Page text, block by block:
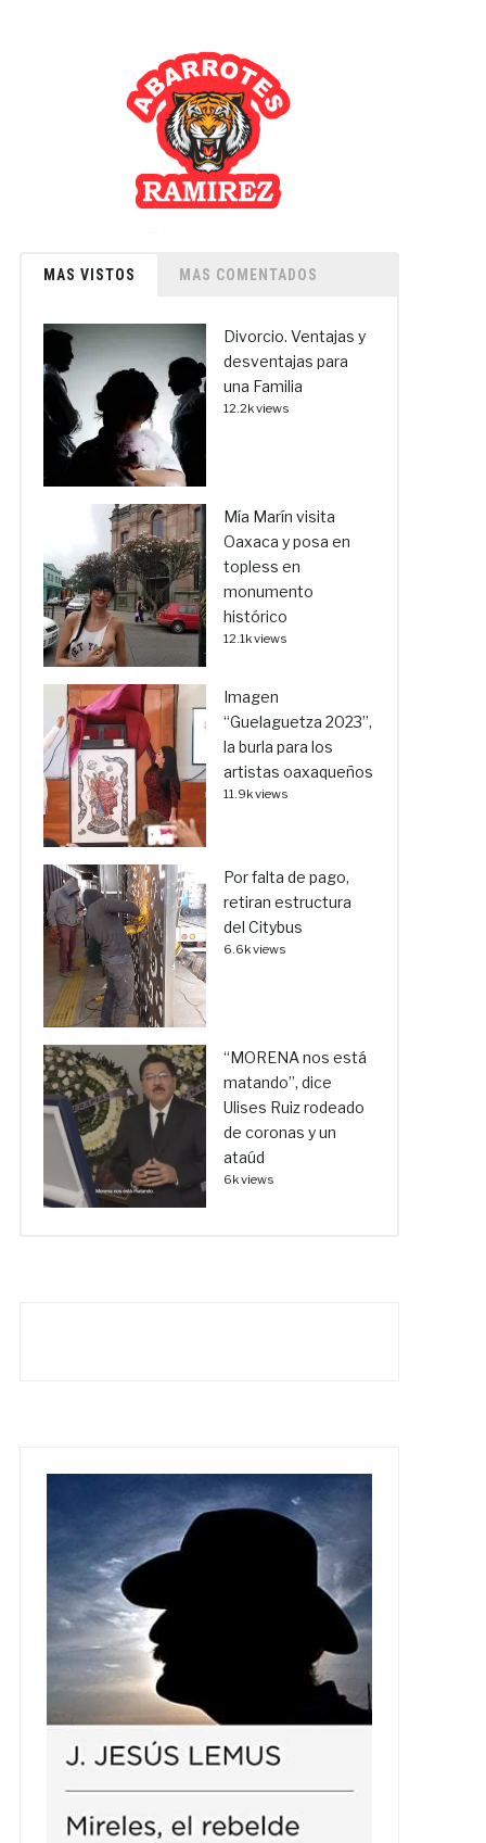
MAS VISTOS MAS COMENTADOS
Divorcio. Ventajas y
desventajas para
una Familia
12.2k views
Mía Marín visita
Oaxaca y posa en
topless en
monumento
histórico
12.1k views
Imagen
“Guelaguetza 2023”,
la burla para los
artistas oaxaqueños
11.9k views
Por falta de pago,
retiran estructura
del Citybus
6.6k views
“MORENA nos está
matando”, dice
Ulises Ruiz rodeado
de coronas y un
ataúd
6k views